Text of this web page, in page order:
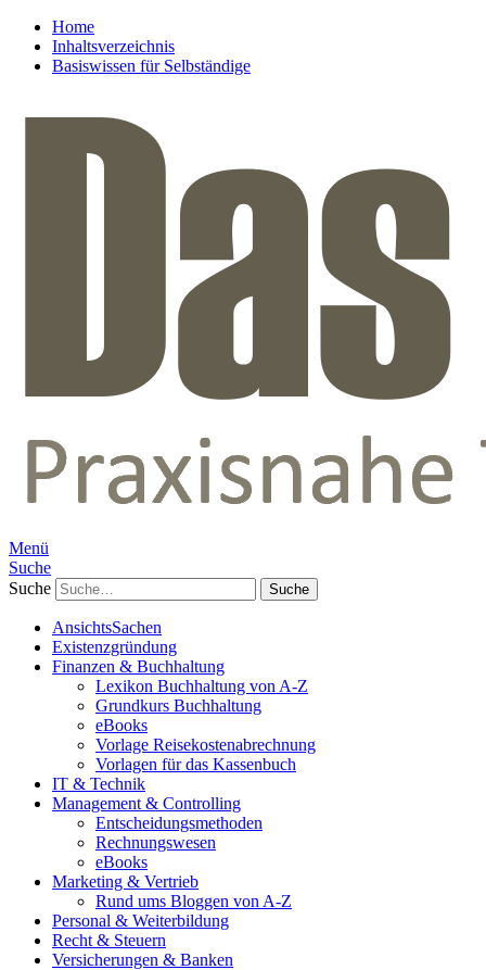
Home
Inhaltsverzeichnis
Basiswissen für Selbständige
Menü
Suche
Suche
AnsichtsSachen
Existenzgründung
Finanzen & Buchhaltung
Lexikon Buchhaltung von A-Z
Grundkurs Buchhaltung
eBooks
Vorlage Reisekostenabrechnung
Vorlagen für das Kassenbuch
IT & Technik
Management & Controlling
Entscheidungsmethoden
Rechnungswesen
eBooks
Marketing & Vertrieb
Rund ums Bloggen von A-Z
Personal & Weiterbildung
Recht & Steuern
Versicherungen & Banken